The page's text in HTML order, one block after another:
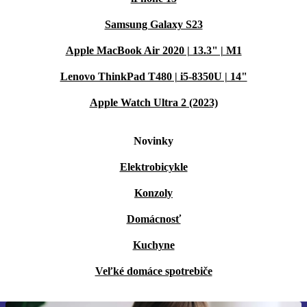
Samsung Galaxy S23
Apple MacBook Air 2020 | 13.3" | M1
Lenovo ThinkPad T480 | i5-8350U | 14"
Apple Watch Ultra 2 (2023)
Novinky
Elektrobicykle
Konzoly
Domácnosť
Kuchyne
Veľké domáce spotrebiče